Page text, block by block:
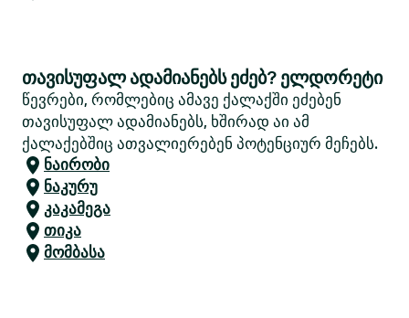
თავისუფალ ადამიანებს ეძებ? ელდორეტი
წევრები, რომლებიც ამავე ქალაქში ეძებენ
თავისუფალ ადამიანებს, ხშირად აი ამ
ქალაქებშიც ათვალიერებენ პოტენციურ მეჩებს.
ნაირობი
ნაკურუ
კაკამეგა
თიკა
მომბასა